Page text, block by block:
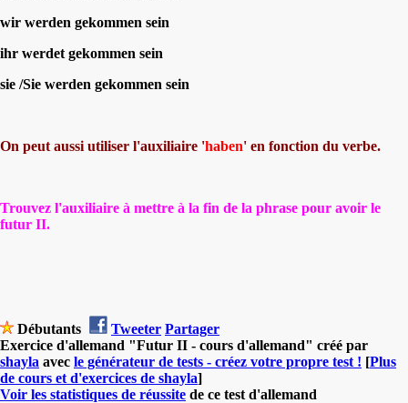
wir werden gekommen sein
ihr werdet gekommen sein
sie /Sie werden gekommen sein
On peut aussi utiliser l'auxiliaire 'haben' en fonction du verbe.
Trouvez l'auxiliaire à mettre à la fin de la phrase pour avoir le
futur II.
Débutants Tweeter Partager
Exercice d'allemand "Futur II - cours d'allemand" créé par
shayla avec le générateur de tests - créez votre propre test ! [Plus
de cours et d'exercices de shayla]
Voir les statistiques de réussite de ce test d'allemand